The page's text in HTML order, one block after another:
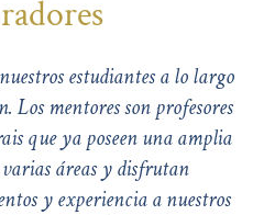
estudiantes a lo largo
Los mentores son profesores
que ya poseen una amplia
áreas y disfrutan
y experiencia a nuestros